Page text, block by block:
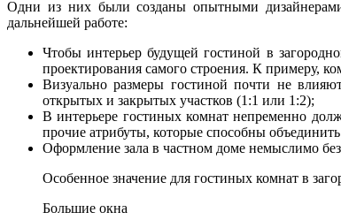
Одни из них были созданы опытными
дальнейшей работе:
Чтобы интерьер будущей гостиной в
проектирования самого строения. К примеру,
Визуально размеры гостиной почти не
открытых и закрытых участков (1:1 или 1:2);
В интерьере гостиных комнат непременно
прочие атрибуты, которые способны
Оформление зала в частном доме немыслимо
Особенное значение для гостиных комнат в
Большие окна